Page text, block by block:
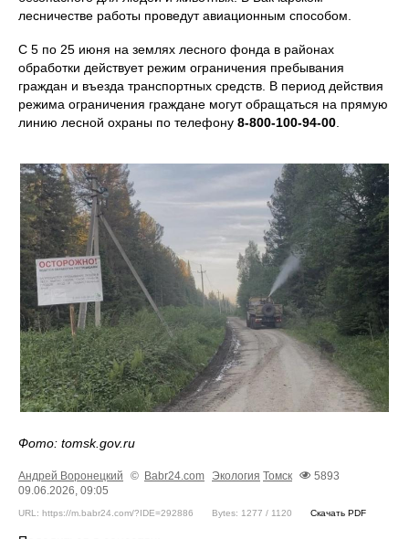
лесничестве работы проведут авиационным способом.
С 5 по 25 июня на землях лесного фонда в районах
обработки действует режим ограничения пребывания
граждан и въезда транспортных средств. В период действия
режима ограничения граждане могут обращаться на прямую
линию лесной охраны по телефону 8-800-100-94-00
Фото: tomsk.gov.ru
Андрей Воронецкий © Babr24.com Экология Томск
5893
09.06.2026, 09:05
URL: https://m.babr24.com/?IDE=292886 Bytes: 1277 / 1120 Скачать PDF